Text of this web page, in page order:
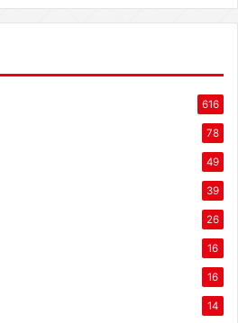
616
78
49
39
26
16
16
14